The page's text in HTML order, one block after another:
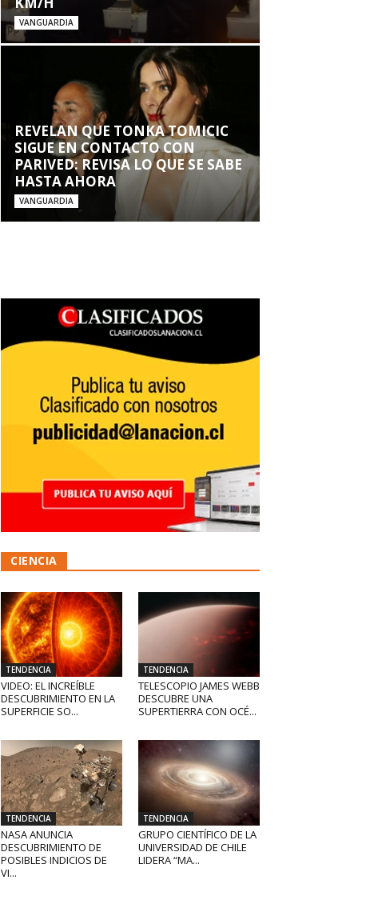
VANGUARDIA
REVELAN QUE TONKA TOMICIC
SIGUE EN CONTACTO CON
PARIVED: REVISA LO QUE SE SABE
HASTA AHORA
VANGUARDIA
CIENCIA
TENDENCIA
VIDEO: EL INCREÍBLE
DESCUBRIMIENTO EN LA
SUPERFICIE SO...
TENDENCIA
TELESCOPIO JAMES WEBB
DESCUBRE UNA
SUPERTIERRA CON OCÉ...
TENDENCIA
NASA ANUNCIA
DESCUBRIMIENTO DE
POSIBLES INDICIOS DE
VI...
TENDENCIA
GRUPO CIENTÍFICO DE LA
UNIVERSIDAD DE CHILE
LIDERA “MA...